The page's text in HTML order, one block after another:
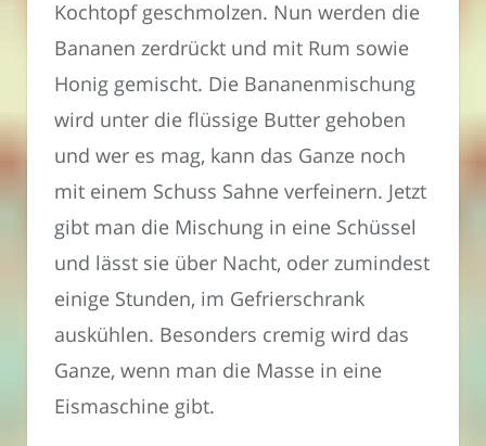
Kochtopf geschmolzen. Nun werden die
Bananen zerdrückt und mit Rum sowie
Honig gemischt. Die Bananenmischung
wird unter die flüssige Butter gehoben
und wer es mag, kann das Ganze noch
mit einem Schuss Sahne verfeinern. Jetzt
gibt man die Mischung in eine Schüssel
und lässt sie über Nacht, oder zumindest
einige Stunden, im Gefrierschrank
auskühlen. Besonders cremig wird das
Ganze, wenn man die Masse in eine
Eismaschine gibt.